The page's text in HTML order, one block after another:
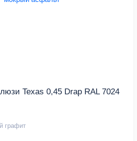
Texas 0,45 Drap RAL 7024
графит